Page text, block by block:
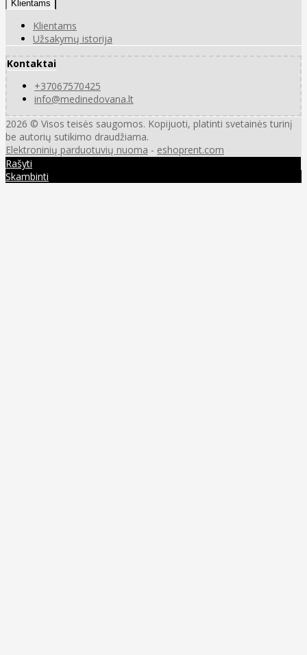
Klientams
Klientams
Užsakymų istorija
Kontaktai
+37067570425
info@medinedovana.lt
2026 © Visos teisės saugomos. Kopijuoti, platinti svetainės turinį
be autorių sutikimo draudžiama.
Elektroninių parduotuvių nuoma - eshoprent.com
Rašyti
Skambinti